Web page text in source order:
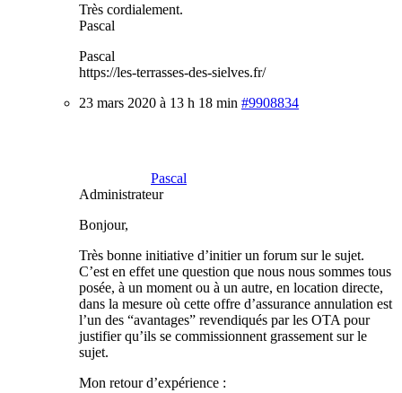
Très cordialement.
Pascal
Pascal
https://les-terrasses-des-sielves.fr/
23 mars 2020 à 13 h 18 min #9908834
Pascal
Administrateur
Bonjour,
Très bonne initiative d’initier un forum sur le sujet.
C’est en effet une question que nous nous sommes tous
posée, à un moment ou à un autre, en location directe,
dans la mesure où cette offre d’assurance annulation est
l’un des “avantages” revendiqués par les OTA pour
justifier qu’ils se commissionnent grassement sur le
sujet.
Mon retour d’expérience :